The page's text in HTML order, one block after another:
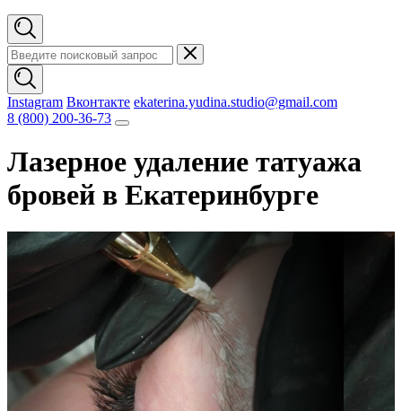
Instagram Вконтакте ekaterina.yudina.studio@gmail.com
8 (800) 200-36-73
Лазерное удаление татуажа
бровей в Екатеринбурге